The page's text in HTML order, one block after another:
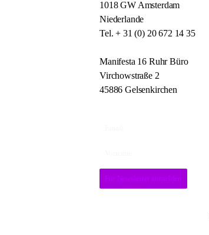
1018 GW Amsterdam
Niederlande
Tel. + 31 (0) 20 672 14 35
Manifesta 16 Ruhr Büro
Virchowstraße 2
45886 Gelsenkirchen
Für Newsletter anmelden